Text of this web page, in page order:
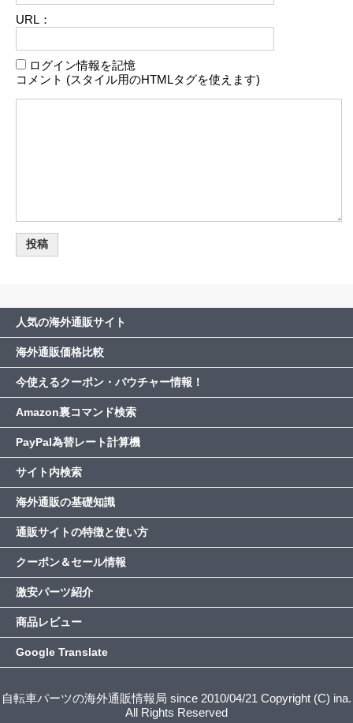
URL：
ログイン情報を記憶
コメント (スタイル用のHTMLタグを使えます)
人気の海外通販サイト
海外通販価格比較
今使えるクーポン・バウチャー情報！
Amazon裏コマンド検索
PayPal為替レート計算機
サイト内検索
海外通販の基礎知識
通販サイトの特徴と使い方
クーポン＆セール情報
激安パーツ紹介
商品レビュー
Google Translate
自転車パーツの海外通販情報局 since 2010/04/21 Copyright (C) ina.
All Rights Reserved